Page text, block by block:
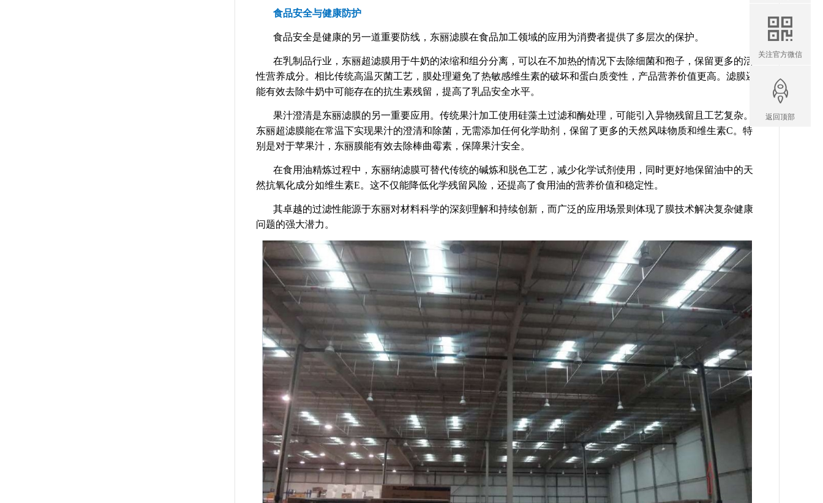
食品安全与健康防护
食品安全是健康的另一道重要防线，东丽滤膜在食品加工领域的应用为消费者提供了多层次的保护。
在乳制品行业，东丽超滤膜用于牛奶的浓缩和组分分离，可以在不加热的情况下去除细菌和孢子，保留更多的活
性营养成分。相比传统高温灭菌工艺，膜处理避免了热敏感维生素的破坏和蛋白质变性，产品营养价值更高。滤膜还
能有效去除牛奶中可能存在的抗生素残留，提高了乳品安全水平。
果汁澄清是东丽滤膜的另一重要应用。传统果汁加工使用硅藻土过滤和酶处理，可能引入异物残留且工艺复杂。
东丽超滤膜能在常温下实现果汁的澄清和除菌，无需添加任何化学助剂，保留了更多的天然风味物质和维生素C。特
别是对于苹果汁，东丽膜能有效去除棒曲霉素，保障果汁安全。
在食用油精炼过程中，东丽纳滤膜可替代传统的碱炼和脱色工艺，减少化学试剂使用，同时更好地保留油中的天
然抗氧化成分如维生素E。这不仅能降低化学残留风险，还提高了食用油的营养价值和稳定性。
其卓越的过滤性能源于东丽对材料科学的深刻理解和持续创新，而广泛的应用场景则体现了膜技术解决复杂健康
问题的强大潜力。
关注官方微信
返回顶部